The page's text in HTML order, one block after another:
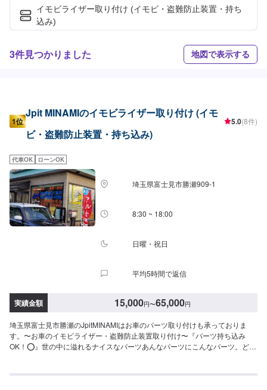
イモビライザー取り付け (イモビ・盗難防止装置・持ち
込み)
3件見つかりました 地図で表示する
1位
Jpit MINAMIのイモビライザー取り付け (イモ
ビ・盗難防止装置・持ち込み)
5.0(8件)
代車OK ローンOK
埼玉県富士見市勝瀬909‐1
8:30 ~ 18:00
日曜・祝日
平均5時間で返信
実績金額 15,000円〜65,000円
埼玉県富士見市勝瀬のJpitMINAMIはお車のパーツ取り付けも承っておりま
す。〜お車のイモビライザー・盗難防止装置取り付け〜『パーツ持ち込み
OK！⭕️』世の中に溢れるナイスなパーツあんなパーツにこんなパーツ。どれ
す。クルマ好きの皆さんのピットワーカーにおまかせください。【1】オファ